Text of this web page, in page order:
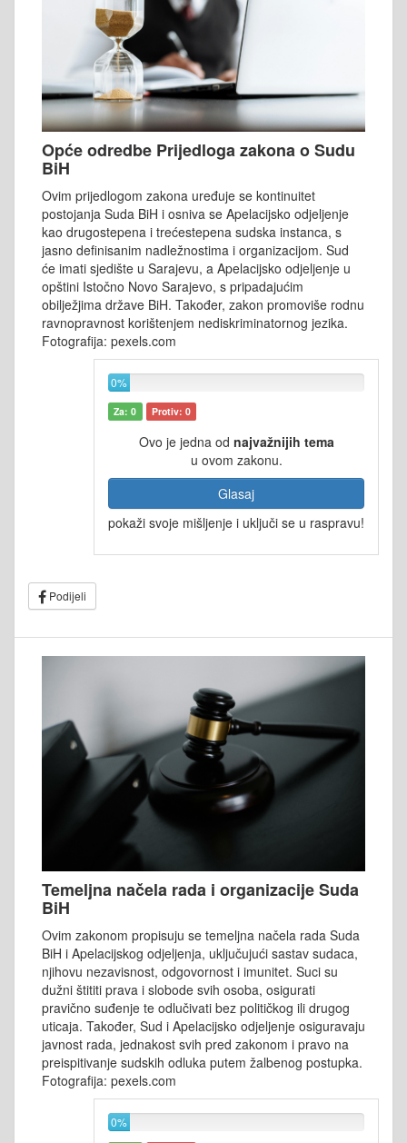
Opće odredbe Prijedloga zakona o Sudu
BiH
Ovim prijedlogom zakona uređuje se kontinuitet
postojanja Suda BiH i osniva se Apelacijsko odjeljenje
kao drugostepena i trećestepena sudska instanca, s
jasno definisanim nadležnostima i organizacijom. Sud
će imati sjedište u Sarajevu, a Apelacijsko odjeljenje u
opštini Istočno Novo Sarajevo, s pripadajućim
obilježjima države BiH. Također, zakon promoviše rodnu
ravnopravnost korištenjem nediskriminatornog jezika.
Fotografija: pexels.com
0%
Za: 0 Protiv: 0
Ovo je jedna od najvažnijih tema
u ovom zakonu.
Glasaj
pokaži svoje mišljenje i uključi se u raspravu!
Podijeli
Temeljna načela rada i organizacije Suda
BiH
Ovim zakonom propisuju se temeljna načela rada Suda
BiH i Apelacijskog odjeljenja, uključujući sastav sudaca,
njihovu nezavisnost, odgovornost i imunitet. Suci su
dužni štititi prava i slobode svih osoba, osigurati
pravično suđenje te odlučivati bez političkog ili drugog
uticaja. Također, Sud i Apelacijsko odjeljenje osiguravaju
javnost rada, jednakost svih pred zakonom i pravo na
preispitivanje sudskih odluka putem žalbenog postupka.
Fotografija: pexels.com
0%